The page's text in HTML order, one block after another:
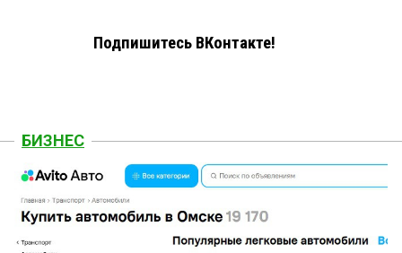
Подпишитесь ВКонтакте!
БИЗНЕС